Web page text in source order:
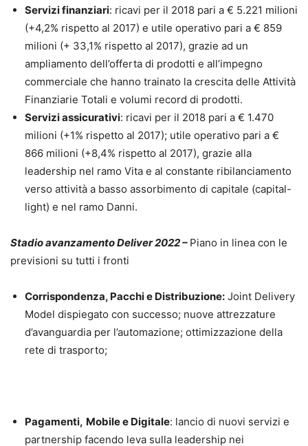
Servizi finanziari: ricavi per il 2018 pari a € 5.221 milioni
(+4,2% rispetto al 2017) e utile operativo pari a € 859
milioni (+ 33,1% rispetto al 2017), grazie ad un
ampliamento dell’offerta di prodotti e all’impegno
commerciale che hanno trainato la crescita delle Attività
Finanziarie Totali e volumi record di prodotti.
Servizi assicurativi: ricavi per il 2018 pari a € 1.470
milioni (+1% rispetto al 2017); utile operativo pari a €
866 milioni (+8,4% rispetto al 2017), grazie alla
leadership nel ramo Vita e al constante ribilanciamento
verso attività a basso assorbimento di capitale (capital-
light) e nel ramo Danni.
Stadio avanzamento Deliver 2022 – Piano in linea con le
previsioni su tutti i fronti
Corrispondenza, Pacchi e Distribuzione: Joint Delivery
Model dispiegato con successo; nuove attrezzature
d’avanguardia per l’automazione; ottimizzazione della
rete di trasporto;
Pagamenti, Mobile e Digitale: lancio di nuovi servizi e
partnership facendo leva sulla leadership nei